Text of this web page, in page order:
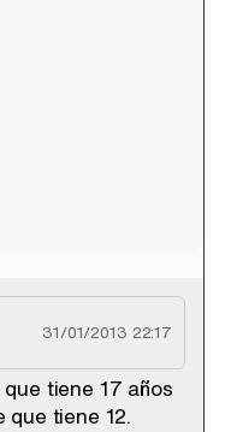
31/01/2013 22:17
tiene 17 años
que tiene 12.